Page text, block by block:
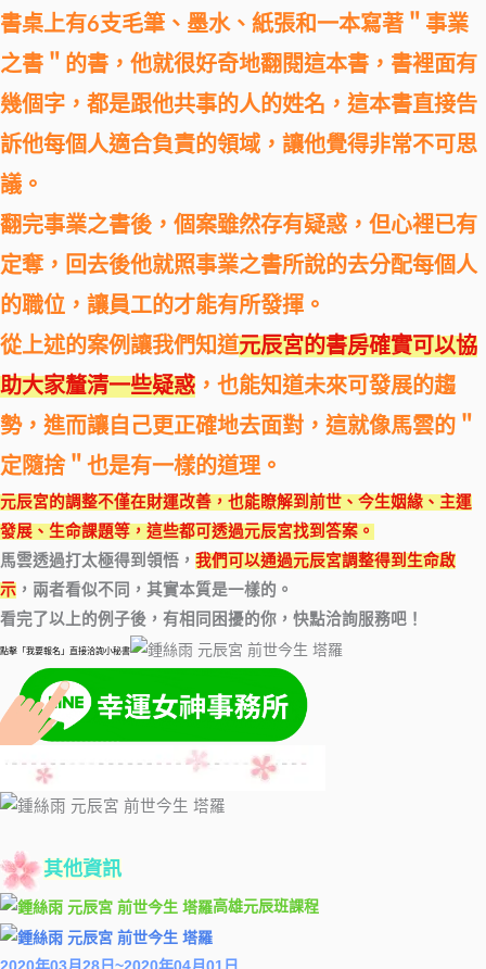
書桌上有6支毛筆、墨水、紙張和一本寫著＂事業
之書＂的書，他就很好奇地翻閱這本書，書裡面有
幾個字，都是跟他共事的人的姓名，這本書直接告
訴他每個人適合負責的領域，讓他覺得非常不可思
議。
翻完事業之書後，個案雖然存有疑惑，但心裡已有
定奪，回去後他就照事業之書所說的去分配每個人
的職位，讓員工的才能有所發揮。
從上述的案例讓我們知道元辰宮的書房確實可以協
助大家釐清一些疑惑 ，也能知道未來可發展的趨
勢，進而讓自己更正確地去面對，這就像馬雲的＂
定隨捨＂也是有一樣的道理。
元辰宮的調整不僅在財運改善，也能瞭解到前世、今生姻緣、主運
發展、生命課題等，這些都可透過元辰宮找到答案。
馬雲透過打太極得到領悟， 我們可以通過元辰宮調整得到生命啟
示 ，兩者看似不同，其實本質是一樣的。
看完了以上的例子後，有相同困擾的你，快點洽詢服務吧！
點擊「我要報名」直接洽詢小秘書
其他資訊
高雄元辰班課程
2020年03月28日~2020年04月01日